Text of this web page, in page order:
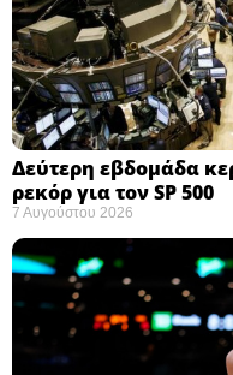
Δεύτερη εβδομάδα
ρεκόρ για τον SP 500
7 Αυγούστου 2026